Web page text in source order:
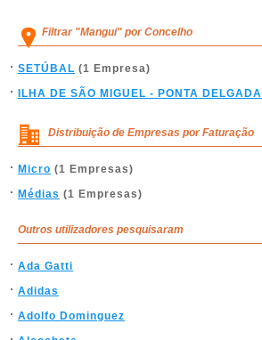
Filtrar "Mangui" por Concelho
SETÚBAL (1 Empresa)
ILHA DE SÃO MIGUEL - PONTA DELGADA
Distribuição de Empresas por Faturação
Micro (1 Empresas)
Médias (1 Empresas)
Outros utilizadores pesquisaram
Ada Gatti
Adidas
Adolfo Dominguez